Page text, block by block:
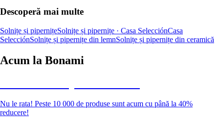
Descoperă mai multe
Solnițe și pipernițeSolnițe și pipernițe · Casa SelecciónCasa
SelecciónSolnițe și pipernițe din lemnSolnițe și pipernițe din ceramică
Acum la Bonami
Nu le rata! Peste 10 000 de produse sunt acum cu până la 40%
reducere!